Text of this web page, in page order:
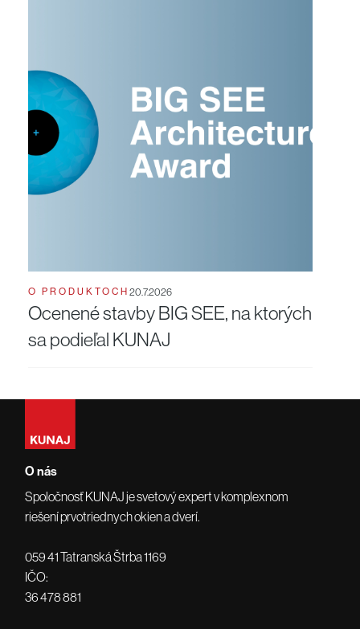
O PRODUKTOCH20.7.2026
Ocenené stavby BIG SEE, na ktorých
sa podieľal KUNAJ
O nás
Spoločnosť KUNAJ je svetový expert v komplexnom
riešení prvotriednych okien a dverí.
059 41 Tatranská Štrba 1169
IČO:
36 478 881